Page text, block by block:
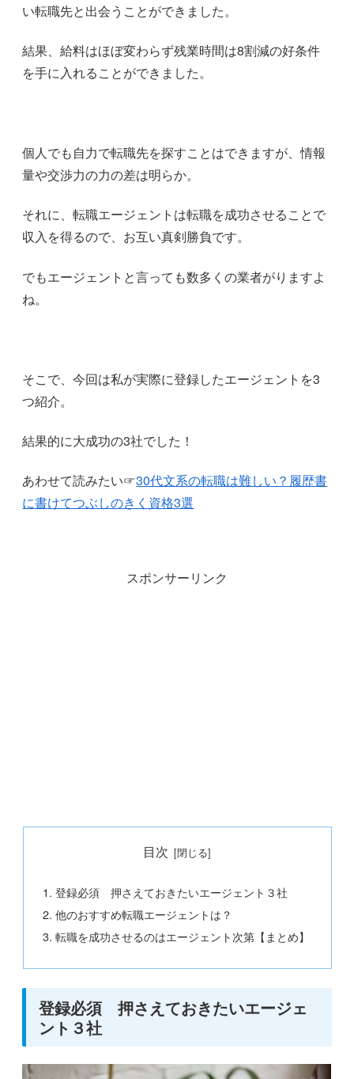
い転職先と出会うことができました。
結果、給料はほぼ変わらず残業時間は8割減の好条件
を手に入れることができました。
個人でも自力で転職先を探すことはできますが、情報
量や交渉力の力の差は明らか。
それに、転職エージェントは転職を成功させることで
収入を得るので、お互い真剣勝負です。
でもエージェントと言っても数多くの業者がりますよ
ね。
そこで、今回は私が実際に登録したエージェントを3
つ紹介。
結果的に大成功の3社でした！
あわせて読みたい☞30代文系の転職は難しい？履歴書
に書けてつぶしのきく資格3選
スポンサーリンク
目次
登録必須 押さえておきたいエージェント３社
他のおすすめ転職エージェントは？
転職を成功させるのはエージェント次第【まとめ】
登録必須 押さえておきたいエージェ
ント３社